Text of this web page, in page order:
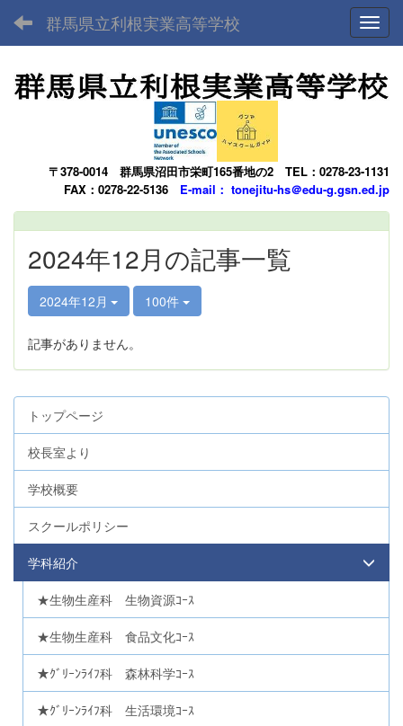
群馬県立利根実業高等学校
〒378-0014 群馬県沼田市栄町165番地の2 TEL：0278-23-1131
FAX：0278-22-5136 E-mail： tonejitu-hs＠edu-g.gsn.ed.jp
2024年12月の記事一覧
2024年12月 100件
記事がありません。
トップページ
校長室より
学校概要
スクールポリシー
学科紹介
★生物生産科 生物資源ｺｰｽ
★生物生産科 食品文化ｺｰｽ
★ｸﾞﾘｰﾝﾗｲﾌ科 森林科学ｺｰｽ
★ｸﾞﾘｰﾝﾗｲﾌ科 生活環境ｺｰｽ